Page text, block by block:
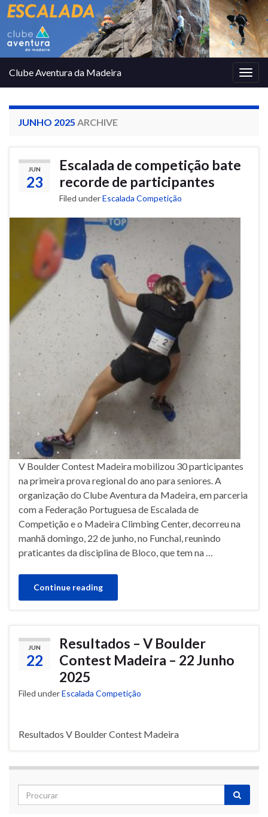
Clube Aventura da Madeira
JUNHO 2025 ARCHIVE
JUN
23
Escalada de competição bate
recorde de participantes
Filed underEscalada Competição
V Boulder Contest Madeira mobilizou 30 participantes
na primeira prova regional do ano para seniores. A
organização do Clube Aventura da Madeira, em parceria
com a Federação Portuguesa de Escalada de
Competição e o Madeira Climbing Center, decorreu na
manhã domingo, 22 de junho, no Funchal, reunindo
praticantes da disciplina de Bloco, que tem na …
Continue reading
JUN
22
Resultados – V Boulder
Contest Madeira – 22 Junho
2025
Filed underEscalada Competição
Resultados V Boulder Contest Madeira